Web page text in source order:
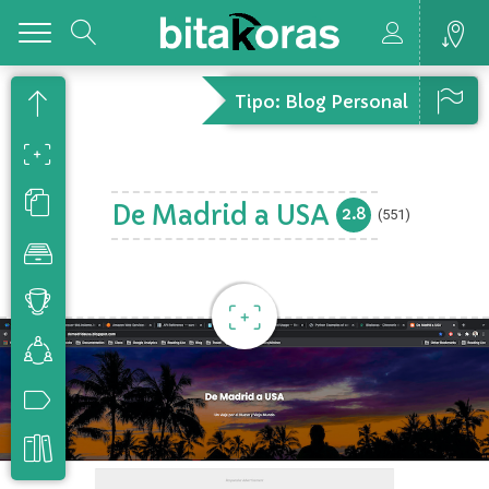
Tipo: Blog Personal
De Madrid a USA 2.8 (551)